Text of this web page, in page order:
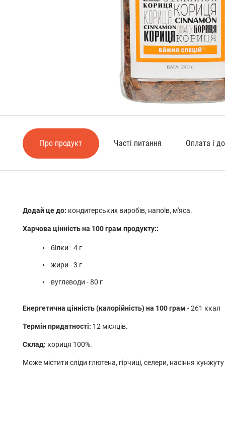
Про продукт Часті питання Оплата і
Додай це до: кондитерських виробів, напоїв, м'яса.
Харчова цінність на 100 грам продукту::
білки - 4 г
жири - 3 г
вуглеводи - 80 г
Енергетична цінність (калорійність) на 100 грам - 261 ккал
Термін придатності: 12 місяців.
Склад: кориця 100%.
Може містити сліди глютена, гірчиці, селери, насіння кунжуту